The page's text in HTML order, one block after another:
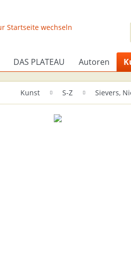
DAS PLATEAU Autoren
Kunst S-Z Sievers,